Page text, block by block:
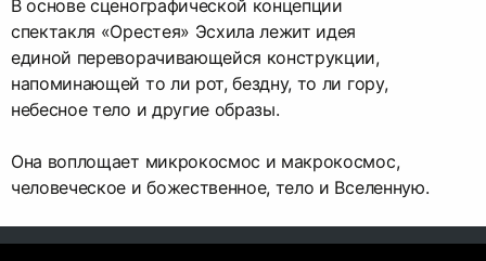
В основе сценографической концепции
cпектакля «Орестея» Эсхила лежит идея
единой переворачивающейся конструкции,
напоминающей то ли рот, бездну, то ли гору,
небесное тело и другие образы.
Она воплощает микрокосмос и макрокосмос,
человеческое и божественное, тело и Вселенную.